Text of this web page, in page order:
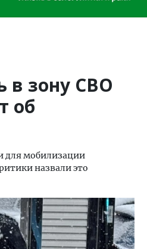
в зону СВО
об
для мобилизации
назвали это